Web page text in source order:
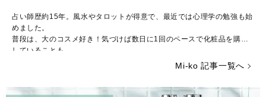
占い師歴約15年。風水やタロットが得意で、最近では心理学の勉強も始
めました。
普段は、大のコスメ好き！気づけば数日に1回のペースで化粧品を購入
していることも……。
ストレスが多い今の時代……癒やしが欲しいという方のために、のんび
Mi-ko 記事一覧へ